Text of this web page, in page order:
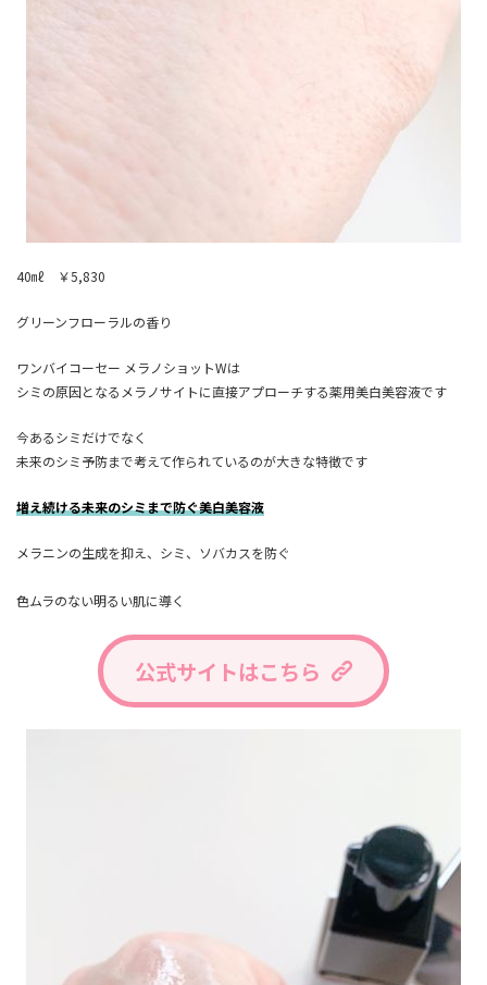
40㎖ ￥5,830
グリーンフローラルの香り
ワンバイコーセー メラノショットWは
シミの原因となるメラノサイトに直接アプローチする薬用美白美容液です
今あるシミだけでなく
未来のシミ予防まで考えて作られているのが大きな特徴です
増え続ける未来のシミまで防ぐ美白美容液
メラニンの生成を抑え、シミ、ソバカスを防ぐ
色ムラのない明るい肌に導く
公式サイトはこちら